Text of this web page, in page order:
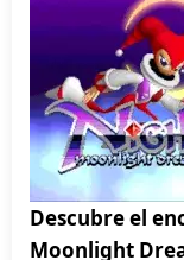
Descubre el
Moonlight